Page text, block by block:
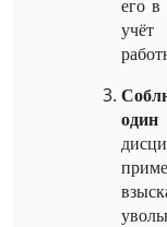
его в
учёт